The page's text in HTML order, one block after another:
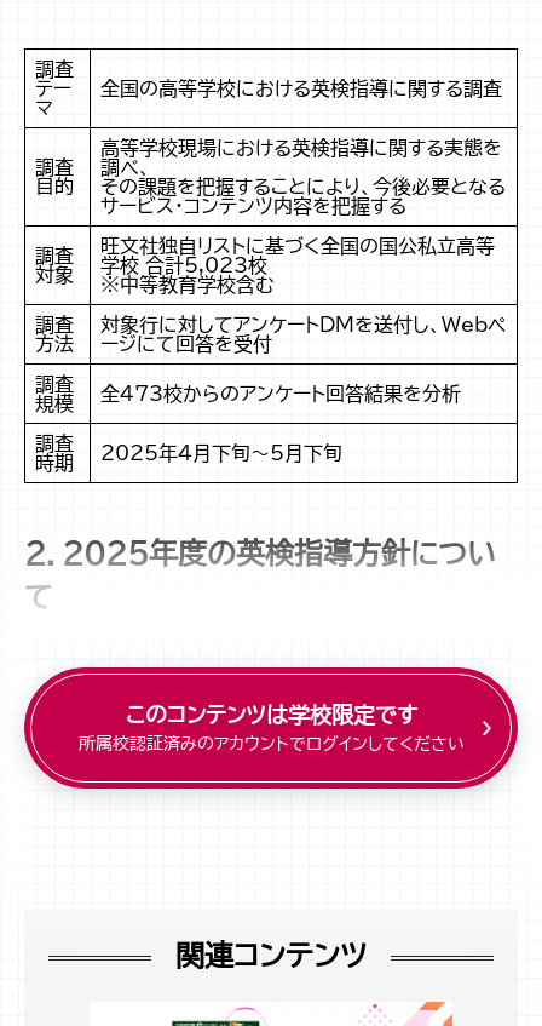
調査
テー
マ
全国の高等学校における英検指導に関する調査
調査
目的
高等学校現場における英検指導に関する実態を
調べ、
その課題を把握することにより、今後必要となる
サービス・コンテンツ内容を把握する
調査
対象
旺文社独自リストに基づく全国の国公私立高等
学校 合計5,023校
※中等教育学校含む
調査
方法
対象行に対してアンケートDMを送付し、Webペ
ージにて回答を受付
調査
規模
全473校からのアンケート回答結果を分析
調査
時期
2025年4月下旬～5月下旬
2．2025年度の英検指導方針につい
て
このコンテンツは学校限定です
所属校認証済みのアカウントでログインしてください
関連コンテンツ